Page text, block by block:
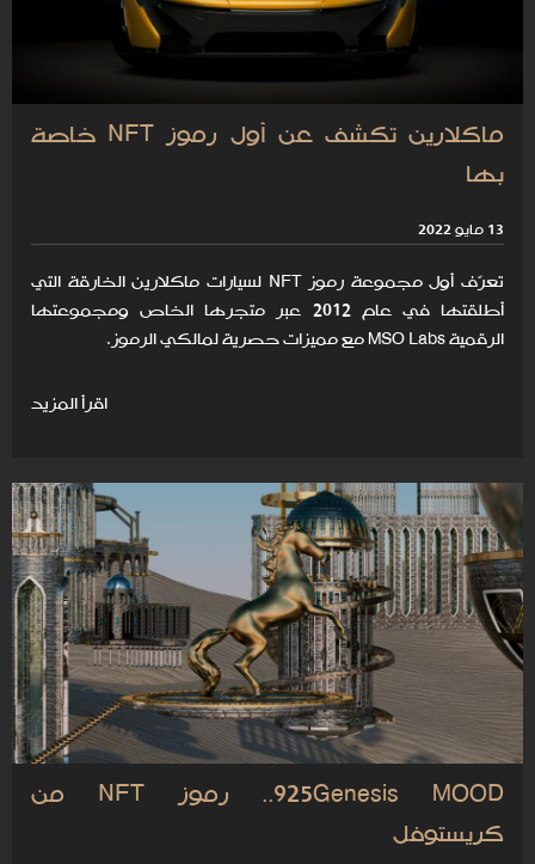
ماكلارين تكشف عن أول رموز NFT خاصة
بها
13 مايو 2022
تعرّف أول مجموعة رموز NFT لسيارات ماكلارين الخارقة التي
أطلقتها في عام 2012 عبر متجرها الخاص ومجموعتها
الرقمية MSO Labs مع مميزات حصرية لمالكي الرموز.
اقرأ المزيد
925Genesis MOOD.. رموز NFT من
كريستوفل